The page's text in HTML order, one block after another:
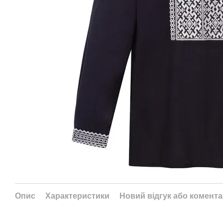
Опис Характеристики Новий відгук або